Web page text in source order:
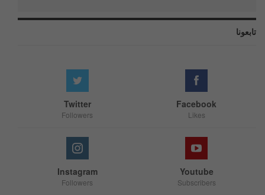
تابعونا
Facebook
Likes
Twitter
Followers
Youtube
Subscribers
Instagram
Followers